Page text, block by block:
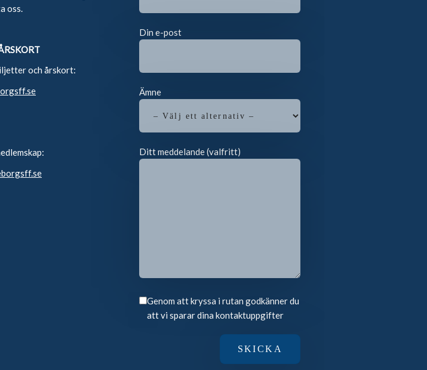
oss.
och årskort:
Din e-post
Ämne
Ditt meddelande (valfritt)
Genom att kryssa i rutan godkänner du
att vi sparar dina kontaktuppgifter